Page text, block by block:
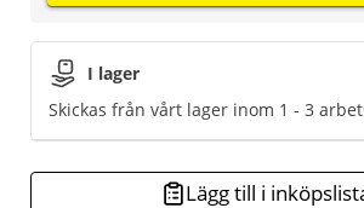
I lager
Skickas från vårt lager inom 1 - 3
Lägg till i